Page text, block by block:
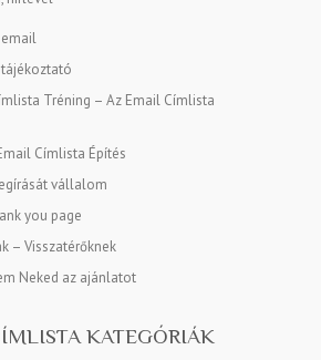
Tréning – Az Email Címlista
Címlista Építés
vállalom
you page
– Visszatérőknek
Neked az ajánlatot
KATEGÓRIÁK